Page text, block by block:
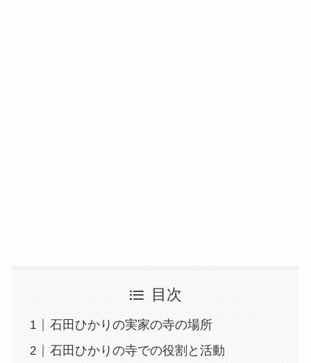
目次
石田ひかりの実家の寺の場所
石田ひかりの寺での役割と活動